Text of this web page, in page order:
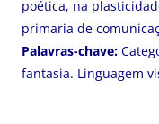
poética, na
primaria de
Palavras-chave:
fantasia. Linguagem